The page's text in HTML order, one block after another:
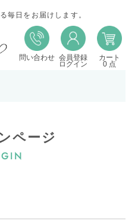
毎日をお届けします。
問い合わせ 会員登録
ログイン
カート
0 点
ページ